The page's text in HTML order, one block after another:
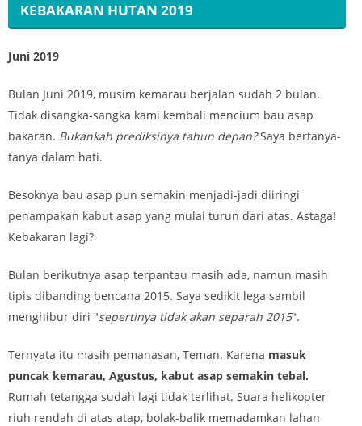
KEBAKARAN HUTAN 2019
Juni 2019
Bulan Juni 2019, musim kemarau berjalan sudah 2 bulan.
Tidak disangka-sangka kami kembali mencium bau asap
bakaran. Bukankah prediksinya tahun depan?Saya bertanya-
tanya dalam hati.
Besoknya bau asap pun semakin menjadi-jadi diiringi
penampakan kabut asap yang mulai turun dari atas. Astaga!
Kebakaran lagi?
Bulan berikutnya asap terpantau masih ada, namun masih
tipis dibanding bencana 2015. Saya sedikit lega sambil
menghibur diri "sepertinya tidak akan separah 2015".
Ternyata itu masih pemanasan, Teman. Karena masuk
puncak kemarau, Agustus, kabut asap semakin tebal.
Rumah tetangga sudah lagi tidak terlihat. Suara helikopter
riuh rendah di atas atap, bolak-balik memadamkan lahan